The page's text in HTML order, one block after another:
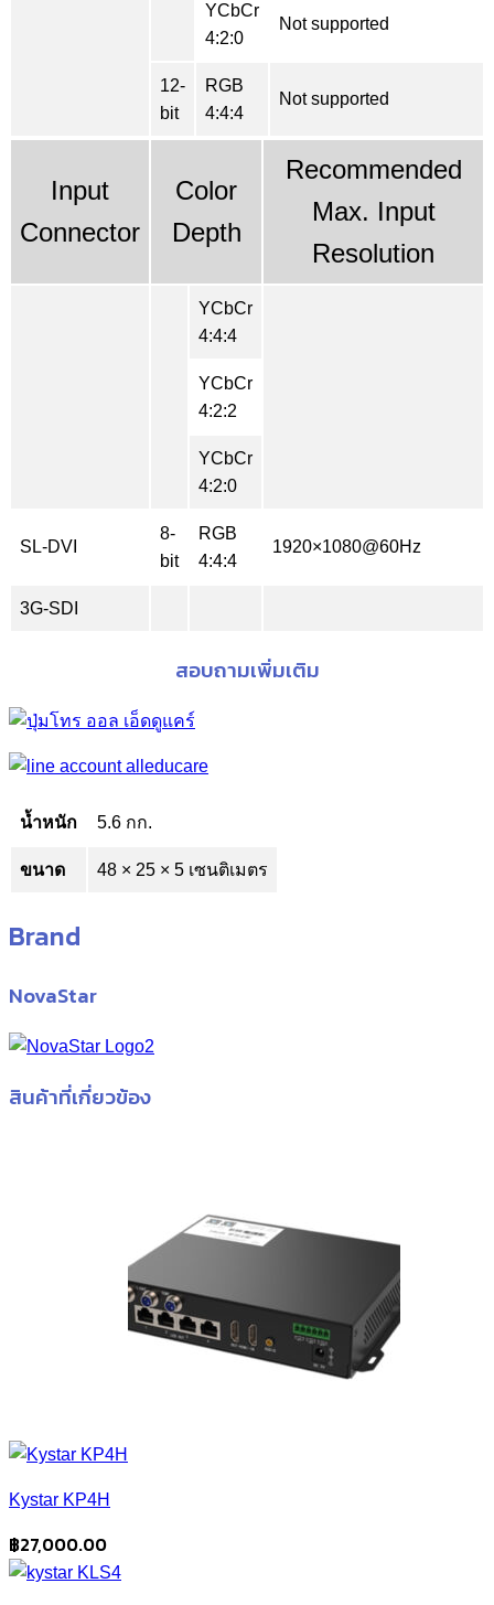
YCbCr
4:2:0
Not supported
12-
bit
RGB
4:4:4
Not supported
Input
Connector
Color
Depth
Recommended
Max. Input
Resolution
YCbCr
4:4:4
YCbCr
4:2:2
YCbCr
4:2:0
SL-DVI
8-
bit
RGB
4:4:4
1920×1080@60Hz
3G-SDI
สอบถามเพิ่มเติม
น้ำหนัก 5.6 กก.
ขนาด 48 × 25 × 5 เซนติเมตร
Brand
NovaStar
สินค้าที่เกี่ยวข้อง
Kystar KP4H
฿27,000.00